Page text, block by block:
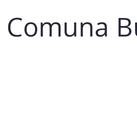
Comuna